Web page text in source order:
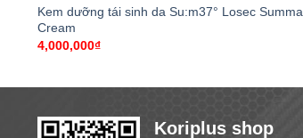
Kem dưỡng tái sinh da Su:m37° Losec Summa
Cream
4,000,000₫
Koriplus shop